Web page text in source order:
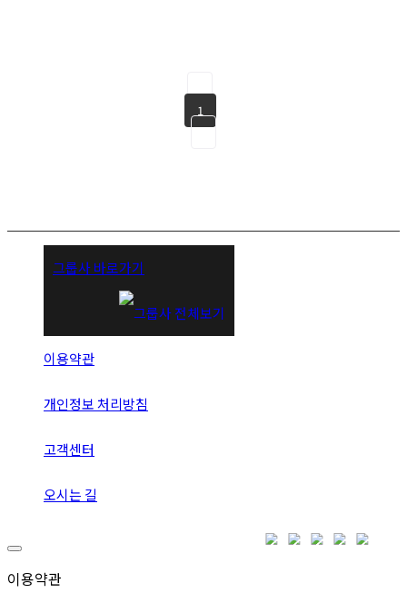
1
그룹사 바로가기
이용약관
개인정보 처리방침
고객센터
오시는 길
이용약관